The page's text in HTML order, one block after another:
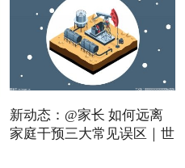
新动态：@家长 如何远离
家庭干预三大常见误区｜世